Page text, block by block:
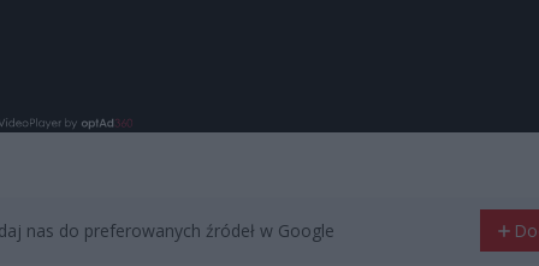
nas do preferowanych źródeł w Google